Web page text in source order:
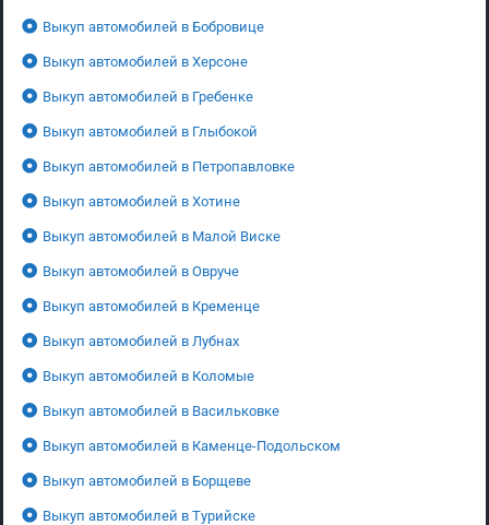
Выкуп автомобилей в Бобровице
Выкуп автомобилей в Херсоне
Выкуп автомобилей в Гребенке
Выкуп автомобилей в Глыбокой
Выкуп автомобилей в Петропавловке
Выкуп автомобилей в Хотине
Выкуп автомобилей в Малой Виске
Выкуп автомобилей в Овруче
Выкуп автомобилей в Кременце
Выкуп автомобилей в Лубнах
Выкуп автомобилей в Коломые
Выкуп автомобилей в Васильковке
Выкуп автомобилей в Каменце-Подольском
Выкуп автомобилей в Борщеве
Выкуп автомобилей в Турийске